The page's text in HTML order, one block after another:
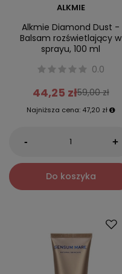
ALKMIE
Alkmie Diamond Dust -
Balsam rozświetlający w
sprayu, 100 ml
0.0
44,25 zł59,00 zł
Najniższa cena: 47,20 zł
- +
Do koszyka